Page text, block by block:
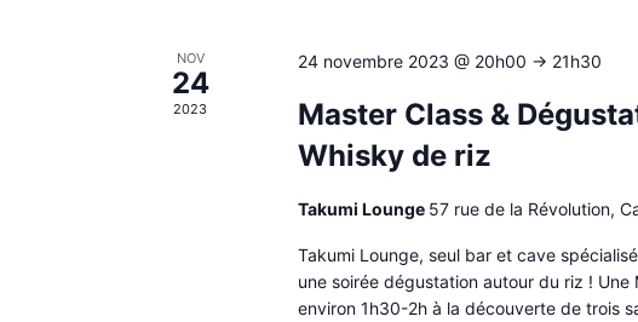
Évènements
NOV
24
2023
24 novembre 2023 @ 20h00 -> 21h30
Master Class &
Whisky de riz
Takumi Lounge 57 rue de la Révolution,
Takumi Lounge, seul bar et cave
une soirée dégustation autour du riz !
environ 1h30-2h à la découverte de trois